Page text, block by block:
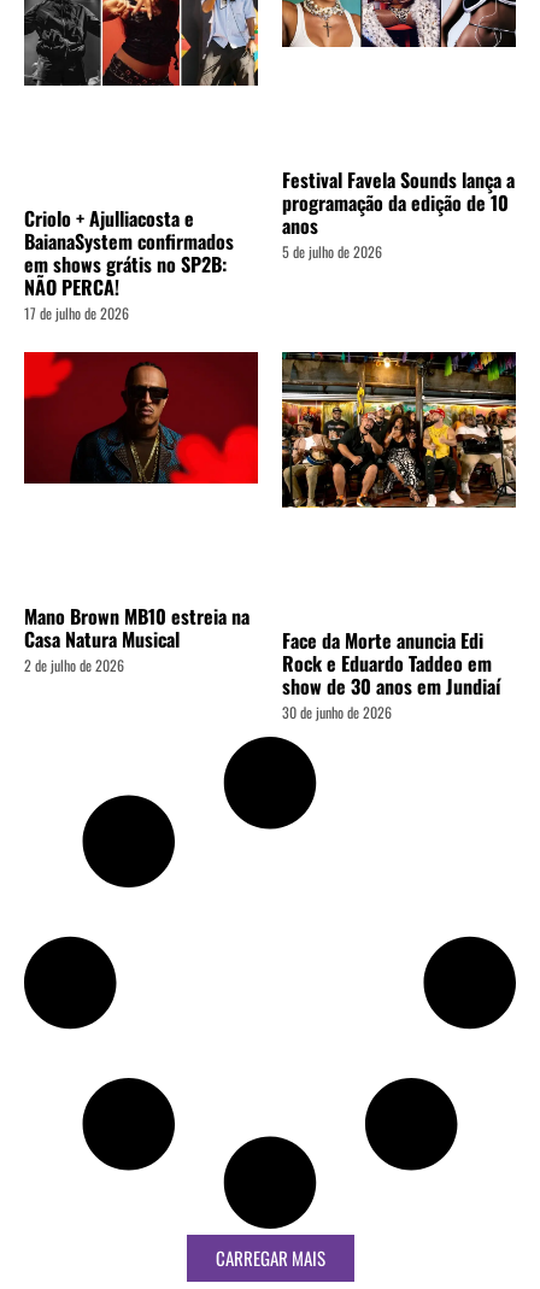
Criolo + Ajulliacosta e
BaianaSystem confirmados
em shows grátis no SP2B:
NÃO PERCA!
17 de julho de 2026
Festival Favela Sounds lança a
programação da edição de 10
anos
5 de julho de 2026
Mano Brown MB10 estreia na
Casa Natura Musical
2 de julho de 2026
Face da Morte anuncia Edi
Rock e Eduardo Taddeo em
show de 30 anos em Jundiaí
30 de junho de 2026
CARREGAR MAIS